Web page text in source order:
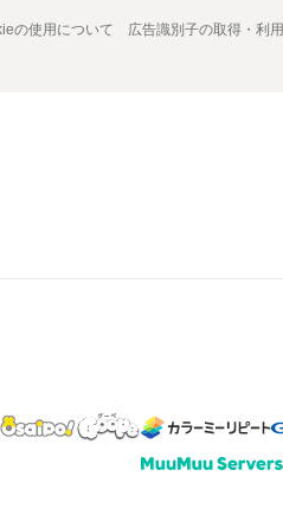
の使用について 広告識別子の取得・利用